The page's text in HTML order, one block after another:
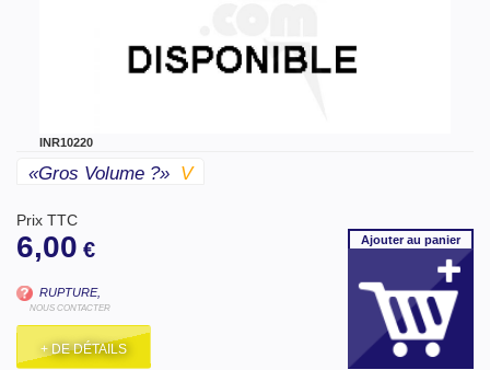
INR10220
«gros Volume ?» V
Prix TTC
6,00 €
RUPTURE,
NOUS CONTACTER
+ DE DÉTAILS
Ajouterau panier